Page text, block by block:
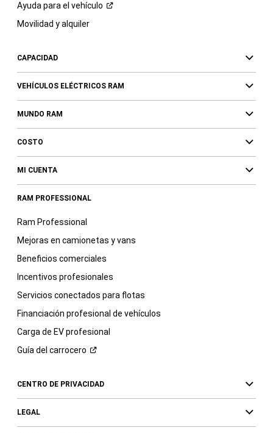
Ayuda para el vehículo
Movilidad y alquiler
CAPACIDAD
VEHÍCULOS ELÉCTRICOS RAM
MUNDO RAM
COSTO
MI CUENTA
RAM PROFESSIONAL
Ram Professional
Mejoras en camionetas y vans
Beneficios comerciales
Incentivos profesionales
Servicios conectados para flotas
Financiación profesional de vehículos
Carga de EV profesional
Guía del carrocero
CENTRO DE PRIVACIDAD
LEGAL